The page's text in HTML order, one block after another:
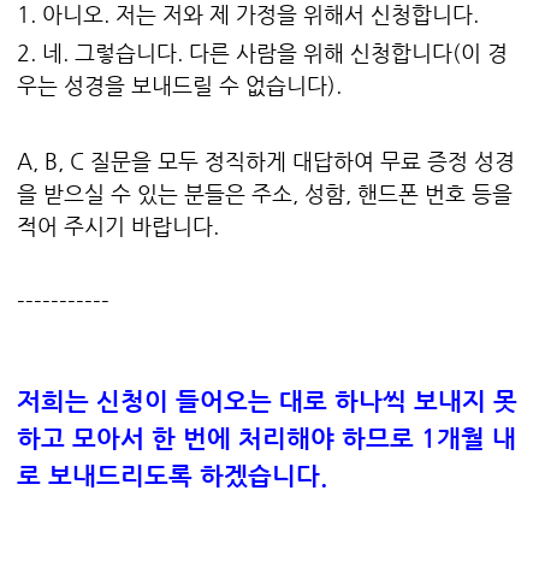
1. 아니오. 저는 저와 제 가정을 위해서 신청합니다.
2. 네. 그렇습니다. 다른 사람을 위해 신청합니다(이 경
우는 성경을 보내드릴 수 없습니다).
A, B, C 질문을 모두 정직하게 대답하여 무료 증정 성경
을 받으실 수 있는 분들은 주소, 성함, 핸드폰 번호 등을
적어 주시기 바랍니다.
-----------
저희는 신청이 들어오는 대로 하나씩 보내지 못
하고 모아서 한 번에 처리해야 하므로 1개월 내
로 보내드리도록 하겠습니다.